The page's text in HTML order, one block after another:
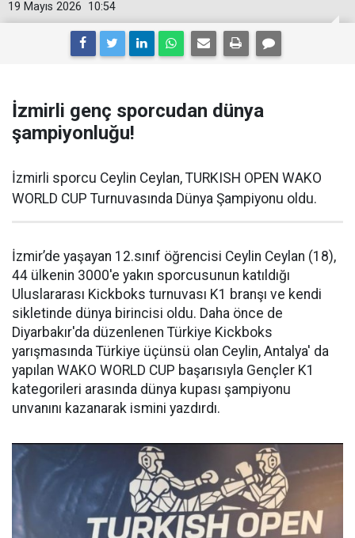
10:54
19 Mayıs 2026
İzmirli genç sporcudan dünya
şampiyonluğu!
İzmirli sporcu Ceylin Ceylan, TURKISH OPEN WAKO
WORLD CUP Turnuvasında Dünya Şampiyonu oldu.
İzmir’de yaşayan 12.sınıf öğrencisi Ceylin Ceylan (18),
44 ülkenin 3000'e yakın sporcusunun katıldığı
Uluslararası Kickboks turnuvası K1 branşı ve kendi
sikletinde dünya birincisi oldu. Daha önce de
Diyarbakır'da düzenlenen Türkiye Kickboks
yarışmasında Türkiye üçünsü olan Ceylin, Antalya' da
yapılan WAKO WORLD CUP başarısıyla Gençler K1
kategorileri arasında dünya kupası şampiyonu
unvanını kazanarak ismini yazdırdı.